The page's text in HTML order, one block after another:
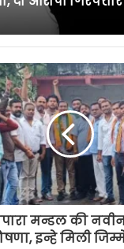
किया दुष्कर्म,
आरोपी गिरफ्तार
से रेप: जंगल में ले
आरोपी गिरफ्तार, एक
मन्डल की
इन्हे मिली